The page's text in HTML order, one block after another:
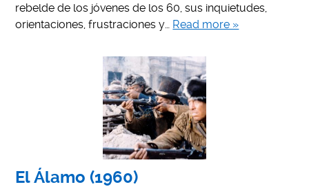
rebelde de los jóvenes de los 60, sus inquietudes,
orientaciones, frustraciones y… Read more »
El Álamo (1960)